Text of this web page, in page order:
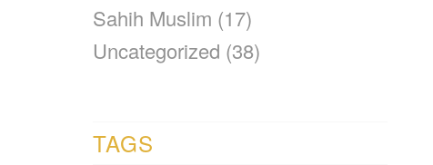
Sahih Muslim (17)
Uncategorized (38)
TAGS